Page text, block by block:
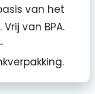
van het
van BPA.